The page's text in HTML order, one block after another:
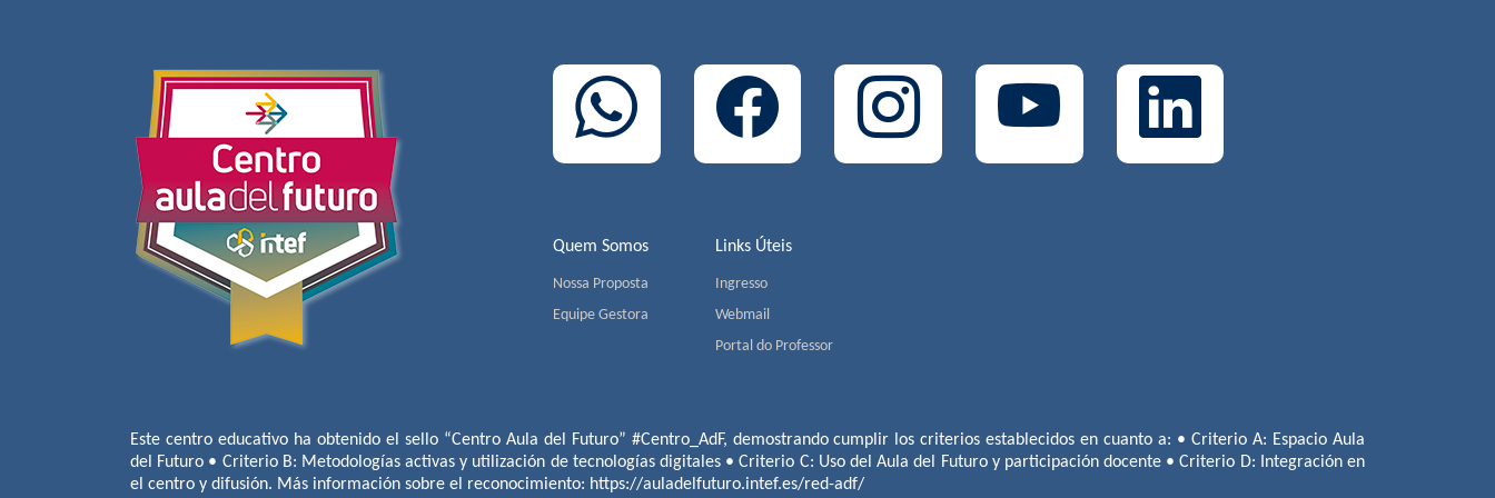
Quem Somos
Nossa Proposta
Equipe Gestora
Links Úteis
Ingresso
Webmail
Portal do Professor
Este centro educativo ha obtenido el sello “Centro Aula del Futuro” #Centro_AdF, demostrando cumplir los criterios establecidos en cuanto a: • Criterio A: Espacio Aula
del Futuro • Criterio B: Metodologías activas y utilización de tecnologías digitales • Criterio C: Uso del Aula del Futuro y participación docente • Criterio D: Integración en
el centro y difusión. Más información sobre el reconocimiento: https://auladelfuturo.intef.es/red-adf/